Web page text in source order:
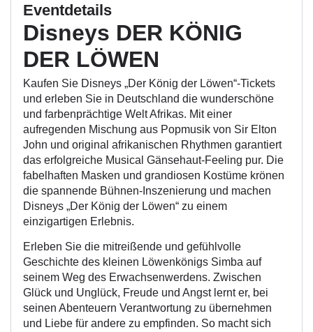
Eventdetails
Disneys DER KÖNIG
DER LÖWEN
Kaufen Sie Disneys „Der König der Löwen“-Tickets
und erleben Sie in Deutschland die wunderschöne
und farbenprächtige Welt Afrikas. Mit einer
aufregenden Mischung aus Popmusik von Sir Elton
John und original afrikanischen Rhythmen garantiert
das erfolgreiche Musical Gänsehaut-Feeling pur. Die
fabelhaften Masken und grandiosen Kostüme krönen
die spannende Bühnen-Inszenierung und machen
Disneys „Der König der Löwen“ zu einem
einzigartigen Erlebnis.
Erleben Sie die mitreißende und gefühlvolle
Geschichte des kleinen Löwenkönigs Simba auf
seinem Weg des Erwachsenwerdens. Zwischen
Glück und Unglück, Freude und Angst lernt er, bei
seinen Abenteuern Verantwortung zu übernehmen
und Liebe für andere zu empfinden. So macht sich